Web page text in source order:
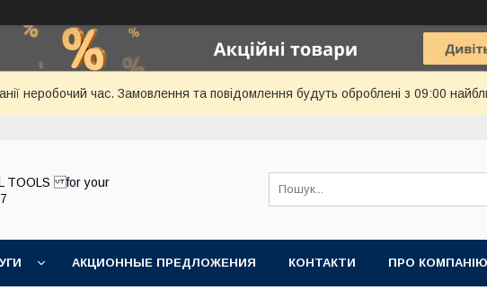
неробочий час. Замовлення та повідомлення будуть оброблені з 09:00
TOOLS for your
АКЦИОННЫЕ ПРЕДЛОЖЕНИЯ КОНТАКТИ ПРО КОМПАНІЮ